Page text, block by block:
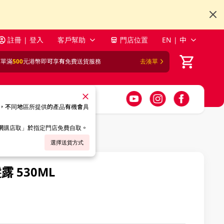
註冊 | 登入 客戶幫助 門店位置 EN | 中
滿500元港幣即可享有免費送貨服務 去湊單
不同地區所提供的產品有機會具
店取」於指定門店免費自取。
選擇送貨方式
530ML